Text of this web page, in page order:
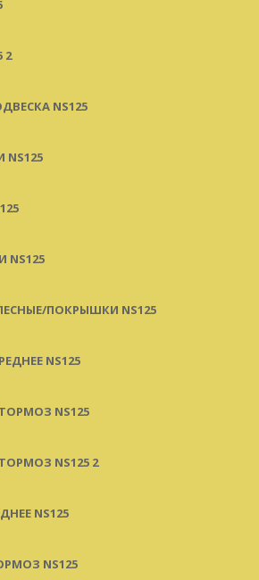
2
NS125
ПОКРЫШКИ NS125
NS125
NS125
NS125 2
NS125
NS125